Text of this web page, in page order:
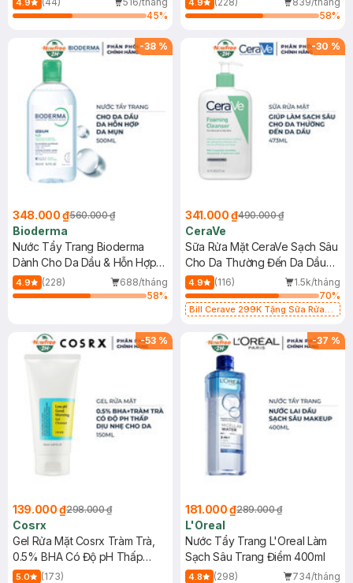
4.9
45%
4.9
58%
-38 %
348.000 ₫560.000 ₫
Bioderma
Nước Tẩy Trang Bioderma
Dành Cho Da Dầu & Hỗn Hợp
500ml
4.9 (228)
688/tháng
58%
-30 %
341.000 ₫490.000 ₫
CeraVe
Sữa Rửa Mặt CeraVe Sạch Sâu
Cho Da Thường Đến Da Dầu
473ml
4.9 (116)
1.5k/tháng
70%
Bill Cerave 299K Tặng Sữa Rửa
-53 %
139.000 ₫298.000 ₫
Cosrx
Gel Rửa Mặt Cosrx Tràm Trà,
0.5% BHA Có Độ pH Thấp
150ml
5.0
(173)
-37 %
181.000 ₫289.000 ₫
L'Oreal
Nước Tẩy Trang L'Oreal Làm
Sạch Sâu Trang Điểm 400ml
4.8 (298)
734/tháng